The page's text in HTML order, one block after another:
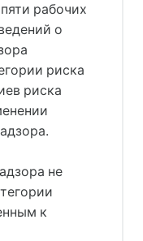
рабочих
о
риска
риска
не
к